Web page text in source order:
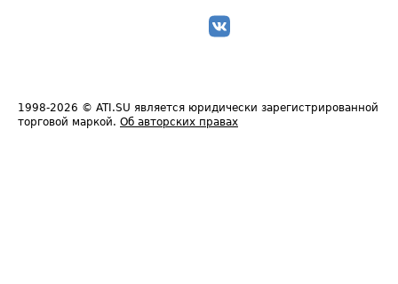
1998-2026 © ATI.SU является юридически зарегистрированной
торговой маркой. Об авторских правах